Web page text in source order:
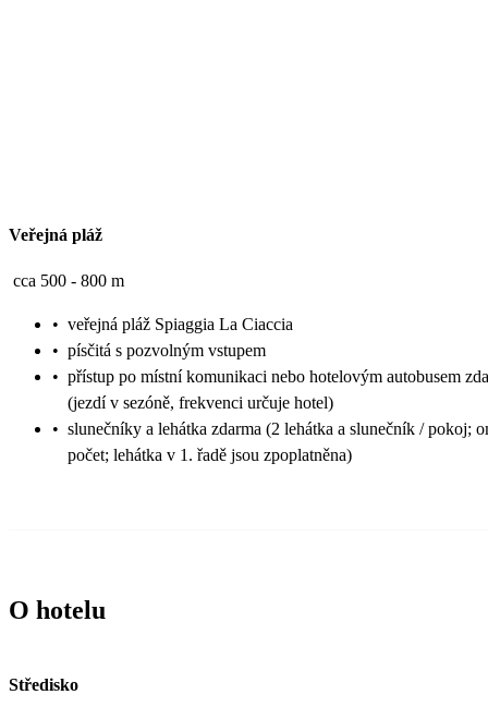
Veřejná pláž
cca 500 - 800 m
• veřejná pláž Spiaggia La Ciaccia
• písčitá s pozvolným vstupem
• přístup po místní komunikaci nebo hotelovým autobusem
(jezdí v sezóně, frekvenci určuje hotel)
• slunečníky a lehátka zdarma (2 lehátka a slunečník / pokoj;
počet; lehátka v 1. řadě jsou zpoplatněna)
O hotelu
Středisko